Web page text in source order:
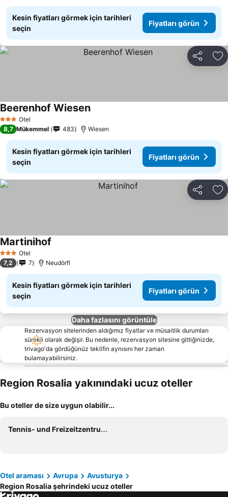
Kesin fiyatları görmek için tarihleri
seçin
Fiyatları görün
Paylaş
3 YıldızOtel
Beerenhof Wiesen
8,7 Mükemmel 483 Wiesen
Kesin fiyatları görmek için tarihleri
seçin
Fiyatları görün
Paylaş
3 YıldızOtel
Martinihof
7,2 7 Neudörfl
Kesin fiyatları görmek için tarihleri
seçin
Fiyatları görün
Daha fazlasını görüntüle
Rezervasyon sitelerinden aldığımız fiyatlar ve müsaitlik durumları
sürekli olarak değişir. Bu nedenle, rezervasyon sitesine gittiğinizde,
trivago'da gördüğünüz teklifin aynısını her zaman
bulamayabilirsiniz.
Region Rosalia yakınındaki ucuz oteller
Bu oteller de size uygun olabilir...
Tennis- und Freizeitzentrum Neudörfl
Otel araması Avrupa
Avusturya
Region Rosalia şehrindeki ucuz oteller